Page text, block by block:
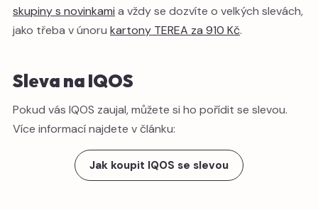
skupiny s novinkami a vždy se dozvíte o velkých slevách,
jako třeba v únoru kartony TEREA za 910 Kč.
Sleva na IQOS
Pokud vás IQOS zaujal, můžete si ho pořídit se slevou.
Více informací najdete v článku:
Jak koupit IQOS se slevou